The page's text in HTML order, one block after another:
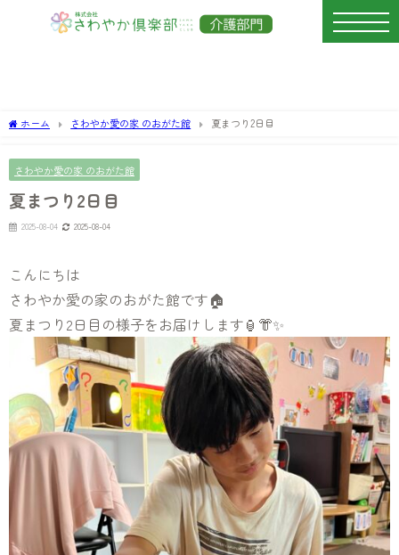
ホーム さわやか愛の家 のおがた館 夏まつり2日目
さわやか愛の家 のおがた館
夏まつり2日目
2025-08-04 2025-08-04
こんにちは
さわやか愛の家のおがた館です🏠
夏まつり2日目の様子をお届けします🏮👘✨